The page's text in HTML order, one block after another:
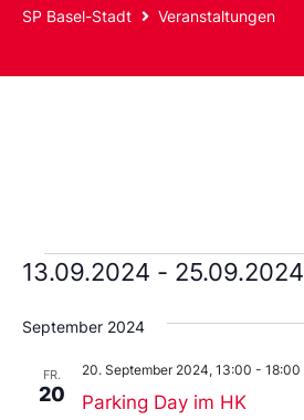
SP Basel-Stadt Veranstaltungen
13.09.2024 - 25.09.2024
Sie
das
aus.
September 2024
FR.
20 Parking Day im HK
20. September 2024, 13:00 - 18:00